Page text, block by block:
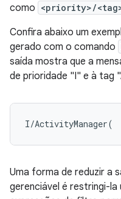
como <priority>/
Confira abaixo um
gerado com o comando
saída mostra que a
de prioridade "I" e à tag
Uma forma de reduzir a
gerenciável é restringi-la